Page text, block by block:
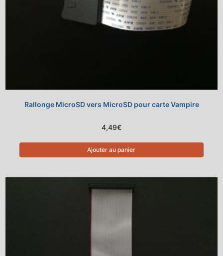
Rallonge MicroSD vers MicroSD pour carte Vampire
4,49€
Ajouter au panier